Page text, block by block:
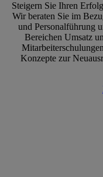
Steigern Sie Ihren
Wir beraten Sie im
und Personalführung
Bereichen Umsatz
Konzepte zur